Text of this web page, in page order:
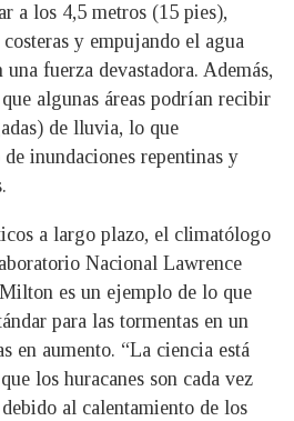
a los 4,5 metros (15 pies),
y empujando el agua
fuerza devastadora. Además,
algunas áreas podrían recibir
de lluvia, lo que
inundaciones repentinas y
a largo plazo, el climatólogo
Nacional Lawrence
es un ejemplo de lo que
para las tormentas en un
en aumento. “La ciencia está
los huracanes son cada vez
al calentamiento de los